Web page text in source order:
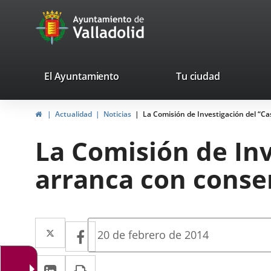
Portal
Web
Ayuntamiento
de
valladolid.es
El Ayuntamiento Tu ciudad
InicioActualidad Noticias La Comisión de Investigación del
La Comisión de
arranca con
Twitter
Enlace
a
Facebook
Enlace
a
LinkedIn
Enlace
Fecha
la
20 de febrero de 2014